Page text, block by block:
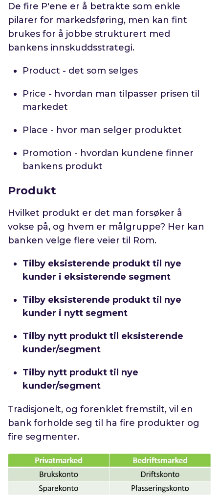
De fire P'ene er å betrakte som enkle
pilarer for markedsføring, men kan fint
brukes for å jobbe strukturert med
bankens innskuddsstrategi.
Product - det som selges
Price - hvordan man tilpasser prisen til
markedet
Place - hvor man selger produktet
Promotion - hvordan kundene finner
bankens produkt
Produkt
Hvilket produkt er det man forsøker å
vokse på, og hvem er målgruppe? Her kan
banken velge flere veier til Rom.
Tilby eksisterende produkt til nye
kunder i eksisterende segment
Tilby eksisterende produkt til nye
kunder i nytt segment
Tilby nytt produkt til eksisterende
kunder/segment
Tilby nytt produkt til nye
kunder/segment
Tradisjonelt, og forenklet fremstilt, vil en
bank forholde seg til ha fire produkter og
fire segmenter.